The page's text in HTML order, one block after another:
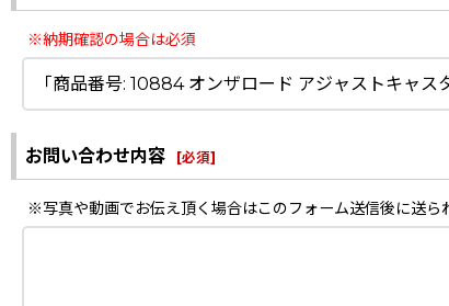
※納期確認の場合は必須
お問い合わせ内容 [必須]
※写真や動画でお伝え頂く場合はこのフォーム送信後に送